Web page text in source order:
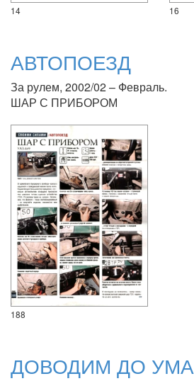
14 16
АВТОПОЕЗД
За рулем, 2002/02 – Февраль.
ШАР С ПРИБОРОМ
188
ДОВОДИМ ДО УМА